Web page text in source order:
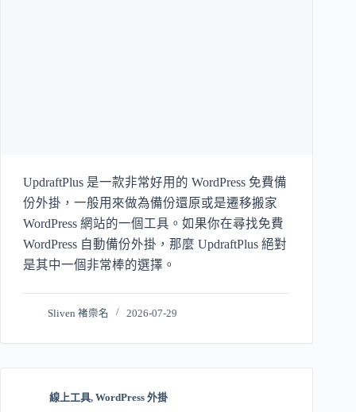
UpdraftPlus 是一款非常好用的 WordPress 免費備
份外掛，一般用來做為備份還原或是遷移搬家
WordPress 網站的一個工具。如果你在尋找免費
WordPress 自動備份外掛，那麼 UpdraftPlus 絕對
是其中一個非常棒的選擇。
Sliven 褚崇名 2026-07-29
線上工具, WordPress 外掛